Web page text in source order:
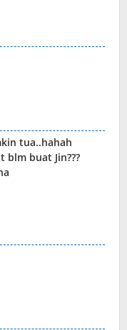
tua..hahah
buat Jin???